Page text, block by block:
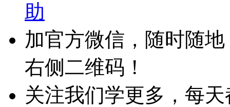
助
加官方微信，随时随
右侧二维码！
关注我们学更多，每